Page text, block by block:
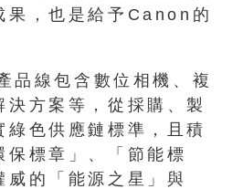
果，也是給予Canon的
品線包含數位相機、複
決方案等，從採購、製
綠色供應鏈標準，且積
保標章」、「節能標
威的「能源之星」與